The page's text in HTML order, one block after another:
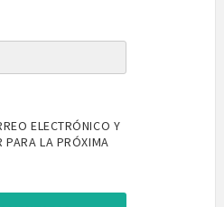
ELECTRÓNICO Y
PARA LA PRÓXIMA